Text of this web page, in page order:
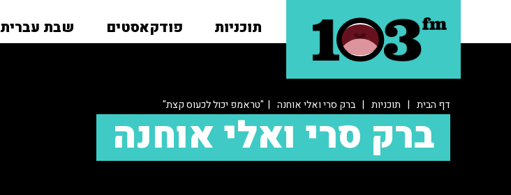
תוכניות פודקאסטים שבת עברית
דף הבית | תוכניות | ברק סרי ואלי אוחנה | "טראמפ יכול לכעוס קצת"
ברק סרי ואלי אוחנה